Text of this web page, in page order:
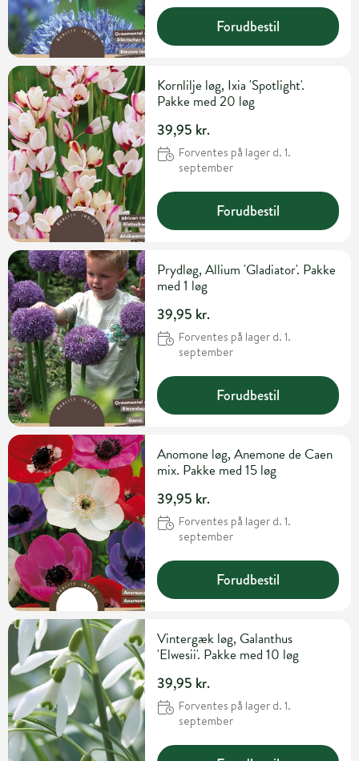
Forudbestil
Kornlilje løg, Ixia 'Spotlight'.
Pakke med 20 løg
39,95 kr.
Forventes på lager d. 1.
september
Forudbestil
Prydløg, Allium 'Gladiator'. Pakke
med 1 løg
39,95 kr.
Forventes på lager d. 1.
september
Forudbestil
Anomone løg, Anemone de Caen
mix. Pakke med 15 løg
39,95 kr.
Forventes på lager d. 1.
september
Forudbestil
Vintergæk løg, Galanthus
'Elwesii'. Pakke med 10 løg
39,95 kr.
Forventes på lager d. 1.
september